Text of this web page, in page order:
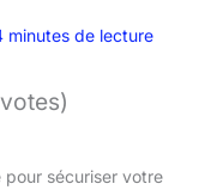
minutes de lecture
pour sécuriser votre